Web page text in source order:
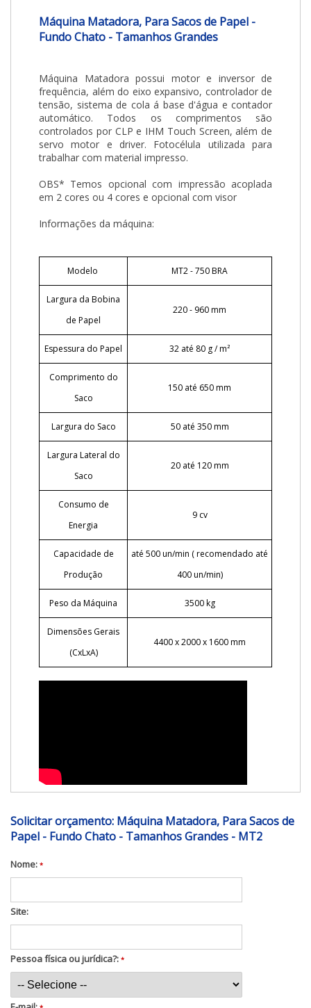
Máquina Matadora, Para Sacos de Papel -
Fundo Chato - Tamanhos Grandes
Máquina Matadora possui motor e inversor de
frequência, além do eixo expansivo, controlador de
tensão, sistema de cola á base d'água e contador
automático. Todos os comprimentos são
controlados por CLP e IHM Touch Screen, além de
servo motor e driver. Fotocélula utilizada para
trabalhar com material impresso.
OBS* Temos opcional com impressão acoplada
em 2 cores ou 4 cores e opcional com visor
Informações da máquina:
Modelo MT2 - 750 BRA
Largura da Bobina
de Papel
220 - 960 mm
Espessura do Papel 32 até 80 g / m²
Comprimento do
Saco
150 até 650 mm
Largura do Saco 50 até 350 mm
Largura Lateral do
Saco
20 até 120 mm
Consumo de
Energia
9 cv
Capacidade de
Produção
até 500 un/min ( recomendado até
400 un/min)
Peso da Máquina 3500 kg
Dimensões Gerais
(CxLxA)
4400 x 2000 x 1600 mm
Solicitar orçamento: Máquina Matadora, Para Sacos de
Papel - Fundo Chato - Tamanhos Grandes - MT2
Nome: *
Site:
Pessoa física ou jurídica?: *